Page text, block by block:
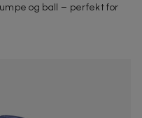
og ball – perfekt for